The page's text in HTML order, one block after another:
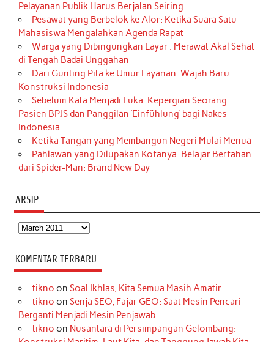
Pelayanan Publik Harus Berjalan Seiring
Pesawat yang Berbelok ke Alor: Ketika Suara Satu
Mahasiswa Mengalahkan Agenda Rapat
Warga yang Dibingungkan Layar : Merawat Akal Sehat
di Tengah Badai Unggahan
Dari Gunting Pita ke Umur Layanan: Wajah Baru
Konstruksi Indonesia
Sebelum Kata Menjadi Luka: Kepergian Seorang
Pasien BPJS dan Panggilan ‘Einfühlung’ bagi Nakes
Indonesia
Ketika Tangan yang Membangun Negeri Mulai Menua
Pahlawan yang Dilupakan Kotanya: Belajar Bertahan
dari Spider-Man: Brand New Day
ARSIP
Arsip
KOMENTAR TERBARU
tikno on Soal Ikhlas, Kita Semua Masih Amatir
tikno on Senja SEO, Fajar GEO: Saat Mesin Pencari
Berganti Menjadi Mesin Penjawab
tikno on Nusantara di Persimpangan Gelombang: